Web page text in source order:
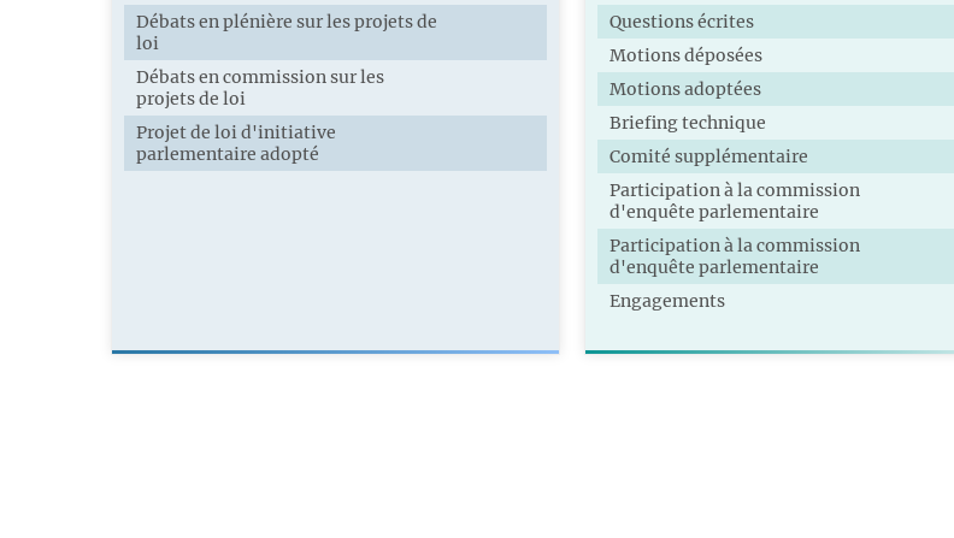
Débats en plénière sur les projets de
loi
Débats en commission sur les
projets de loi
Projet de loi d'initiative
parlementaire adopté
Questions écrites
Motions déposées
Motions adoptées
Briefing technique
Comité supplémentaire
Participation à la commission
d'enquête parlementaire
Participation à la commission
d'enquête parlementaire
Engagements